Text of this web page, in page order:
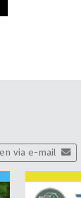
via e-mail